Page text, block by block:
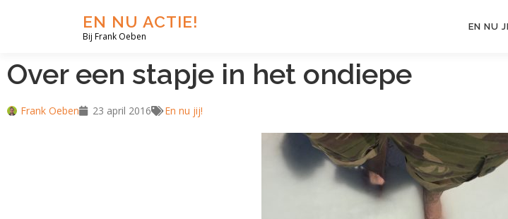
EN NU ACTIE!
Bij Frank Oeben
EN NU
Over een stapje in het ondiepe
Frank Oeben 23 april 2016 En nu jij!